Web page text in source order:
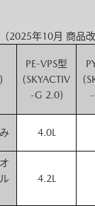
2025年10月 商品改
PE-VPS型
(SKYACTIV
-G 2.0)
4.0L
4.2L